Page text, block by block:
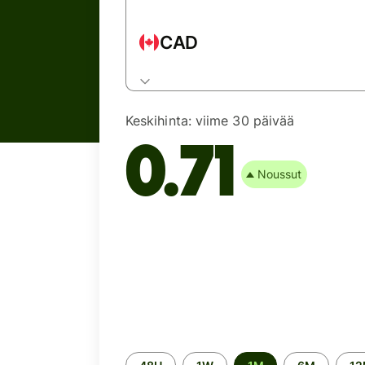
CAD
Keskihinta: viime 30 päivää
0.71 Noussut
Time